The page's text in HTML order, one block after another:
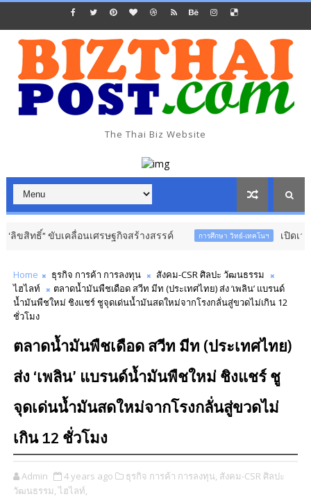
The Thai Biz Website
ขับเคลื่อนเศรษฐกิจสร้างสรรค์ การศึกษา วิทย์-เทคโนฯ เปิดเวที ไทยแลน
Home ธุรกิจ การค้า การลงทุน
สังคม-CSR ศิลปะ วัฒนธรรม
ไฮไลท์
ตลาดน้ำมันพืชเดือด สวีท มีท (ประเทศไทย) ส่ง ‘เพลิน’​ แบรนด์
น้ำมันพืชใหม่ ชิงแชร์ ชูจุดเด่นน้ำมันสดใหม่จากโรงกลั่นสู่ขวดไม่เกิน 12
ชั่วโมง
ตลาดน้ำมันพืชเดือด สวีท มีท (ประเทศไทย)
ส่ง ‘เพลิน’​ แบรนด์น้ำมันพืชใหม่ ชิงแชร์ ชู
จุดเด่นน้ำมันสดใหม่จากโรงกลั่นสู่ขวดไม่
เกิน 12 ชั่วโมง
Admin 4 years ago ธุรกิจ การค้า การลงทุน, สังคม-CSR ศิลปะ
วัฒนธรรม, ไฮไลท์,